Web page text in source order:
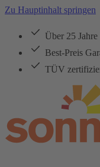
Zu Hauptinhalt springen
Über 25
Best-Preis
TÜV